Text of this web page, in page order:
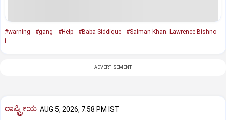
#warning #gang #Help #Baba Siddique
#Salman Khan. Lawrence Bishno
i
ADVERTISEMENT
ರಾಷ್ಟ್ರೀಯ AUG 5, 2026, 7:58 PM IST